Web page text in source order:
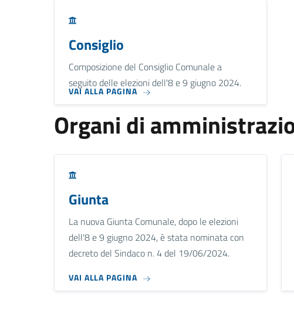
Consiglio
Composizione del Consiglio Comunale a
seguito delle elezioni dell'8 e 9 giugno 2024.
VAI ALLA PAGINA
Organi di
Giunta
La nuova Giunta Comunale, dopo le elezioni
dell'8 e 9 giugno 2024, è stata nominata con
decreto del Sindaco n. 4 del 19/06/2024.
VAI ALLA PAGINA